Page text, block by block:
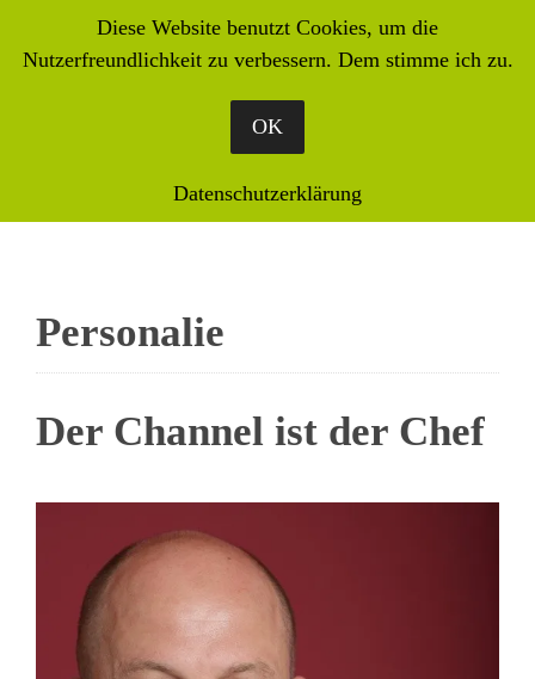
Personalie
Der Channel ist der Chef
Diese Website benutzt Cookies, um die
Nutzerfreundlichkeit zu verbessern. Dem stimme ich zu.
OK
Datenschutzerklärung